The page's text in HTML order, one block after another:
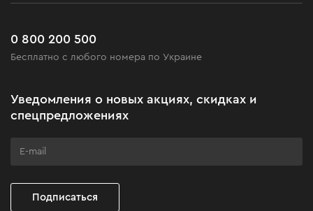
Черная пятница
Клуб мастерства
Часто задаваемые вопросы
0 800 200 500
Бесплатно с любого номера по Украине
Уведомления о новых акциях, скидках и
спецпредложениях
Подписаться